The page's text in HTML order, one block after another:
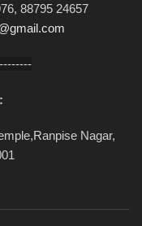
88795 24657
Nagar,